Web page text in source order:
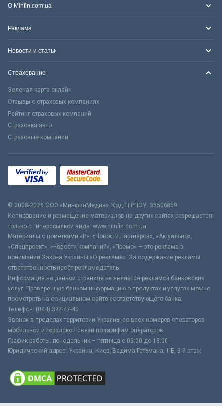
О Minfin.com.ua
Реклама
Новости и статьи
Страхование
Зеленая карта онлайн
Отзывы о страховых компаниях
Рейтинг страховых компаний
Страховка авто
Страховые компании
© 2008-2026 ООО «МинфинМедиа». Код ЕГРПОУ: 35506859
Копирование и размещение материалов на других сайтах разрешается
только с гиперссылкой вида: www.minfin.com.ua
Материалы с пометками «Р», «Новости партнёров», «Актуально»,
«Спецпроект», «Новости компаний», «Промо» – это реклама в
понимании Закона Украины «О рекламе». За содержание рекламы
ответственность несёт рекламодатель.
Информация на данной странице не является рекламой банковских
услуг. Проверенную банком информацию о продуктах и услугах можно
посмотреть на официальном сайте соответствующего банка.
Телефон: (044) 392-47-40
Звонок в пределах территории Украины со всех номеров операторов
мобильной и городской связи по тарифам операторов
График работы: понедельник – пятница с 09:00 до 18:00
Юридический адрес: Украина, Киев, Вадима Гетьмана, 1-Б, 3-й этаж